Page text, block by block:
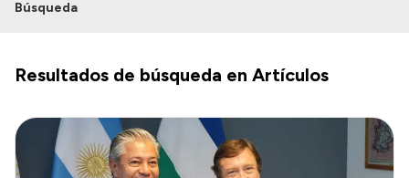
Delegaciones
Normativa
Búsqueda
Resultados de búsqueda en Artículos